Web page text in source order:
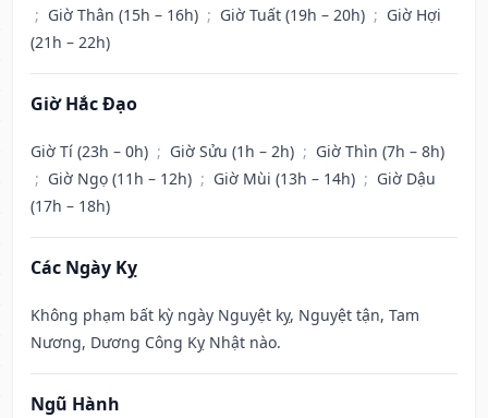
; Giờ Thân (15h – 16h) ; Giờ Tuất (19h – 20h) ; Giờ Hợi
(21h – 22h)
Giờ Hắc Đạo
Giờ Tí (23h – 0h) ; Giờ Sửu (1h – 2h) ; Giờ Thìn (7h – 8h)
; Giờ Ngọ (11h – 12h) ; Giờ Mùi (13h – 14h) ; Giờ Dậu
(17h – 18h)
Các Ngày Kỵ
Không phạm bất kỳ ngày Nguyệt kỵ, Nguyệt tận, Tam
Nương, Dương Công Kỵ Nhật nào.
Ngũ Hành